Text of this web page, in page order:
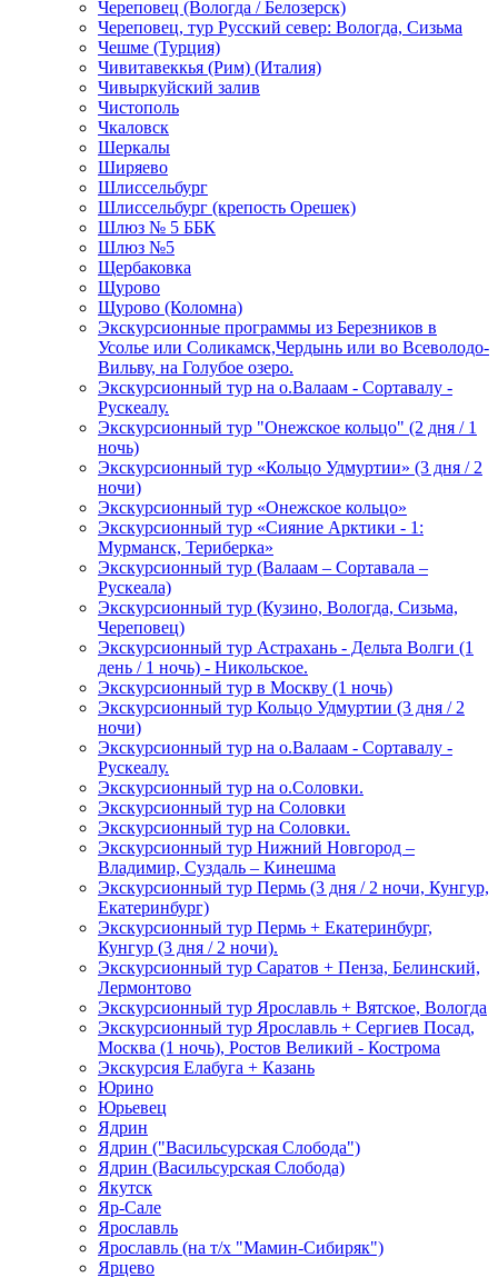
Череповец (Вологда / Белозерск)
Череповец, тур Русский север: Вологда, Сизьма
Чешме (Турция)
Чивитавеккья (Рим) (Италия)
Чивыркуйский залив
Чистополь
Чкаловск
Шеркалы
Ширяево
Шлиссельбург
Шлиссельбург (крепость Орешек)
Шлюз № 5 ББК
Шлюз №5
Щербаковка
Щурово
Щурово (Коломна)
Экскурсионные программы из Березников в
Усолье или Соликамск,Чердынь или во Всеволодо-
Вильву, на Голубое озеро.
Экскурсионный тур на о.Валаам - Сортавалу -
Рускеалу.
Экскурсионный тур "Онежское кольцо" (2 дня / 1
ночь)
Экскурсионный тур «Кольцо Удмуртии» (3 дня / 2
ночи)
Экскурсионный тур «Онежское кольцо»
Экскурсионный тур «Сияние Арктики - 1:
Мурманск, Териберка»
Экскурсионный тур (Валаам – Сортавала –
Рускеала)
Экскурсионный тур (Кузино, Вологда, Сизьма,
Череповец)
Экскурсионный тур Астрахань - Дельта Волги (1
день / 1 ночь) - Никольское.
Экскурсионный тур в Москву (1 ночь)
Экскурсионный тур Кольцо Удмуртии (3 дня / 2
ночи)
Экскурсионный тур на о.Валаам - Сортавалу -
Рускеалу.
Экскурсионный тур на о.Соловки.
Экскурсионный тур на Соловки
Экскурсионный тур на Соловки.
Экскурсионный тур Нижний Новгород –
Владимир, Суздаль – Кинешма
Экскурсионный тур Пермь (3 дня / 2 ночи, Кунгур,
Екатеринбург)
Экскурсионный тур Пермь + Екатеринбург,
Кунгур (3 дня / 2 ночи).
Экскурсионный тур Саратов + Пенза, Белинский,
Лермонтово
Экскурсионный тур Ярославль + Вятское, Вологда
Экскурсионный тур Ярославль + Сергиев Посад,
Москва (1 ночь), Ростов Великий - Кострома
Экскурсия Елабуга + Казань
Юрино
Юрьевец
Ядрин
Ядрин ("Васильсурская Слобода")
Ядрин (Васильсурская Слобода)
Якутск
Яр-Сале
Ярославль
Ярославль (на т/х "Мамин-Сибиряк")
Ярцево